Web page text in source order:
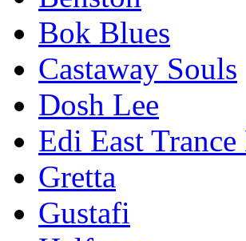
Afion
BE HA VE
Benston
Bok Blues
Castaway Souls
Dosh Lee